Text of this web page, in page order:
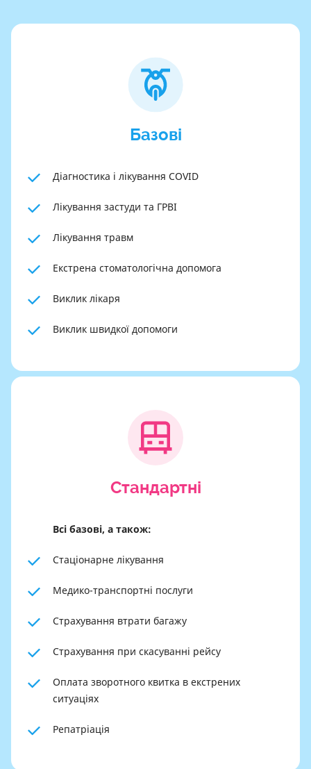
Базові
Діагностика і лікування COVID
Лікування застуди та ГРВІ
Лікування травм
Екстрена стоматологічна допомога
Виклик лікаря
Виклик швидкої допомоги
Cтандартні
Всі базові, а також:
Стаціонарне лікування
Медико-транспортні послуги
Страхування втрати багажу
Страхування при скасуванні рейсу
Оплата зворотного квитка в екстрених
ситуаціях
Репатріація